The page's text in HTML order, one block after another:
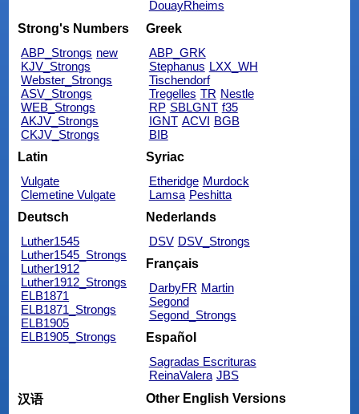
DouayRheims
Strong's Numbers
ABP_Strongs new
KJV_Strongs
Webster_Strongs
ASV_Strongs
WEB_Strongs
AKJV_Strongs
CKJV_Strongs
Greek
ABP_GRK
Stephanus LXX_WH
Tischendorf
Tregelles TR Nestle
RP SBLGNT f35
IGNT ACVI BGB
BIB
Latin
Vulgate
Clemetine Vulgate
Syriac
Etheridge Murdock
Lamsa Peshitta
Deutsch
Luther1545
Luther1545_Strongs
Luther1912
Luther1912_Strongs
ELB1871
ELB1871_Strongs
ELB1905
ELB1905_Strongs
Nederlands
DSV DSV_Strongs
Français
DarbyFR Martin
Segond
Segond_Strongs
Español
Sagradas Escrituras
ReinaValera JBS
汉语
Other English Versions